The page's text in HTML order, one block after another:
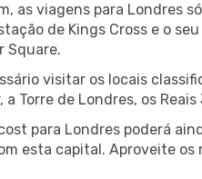
as viagens para Londres
de Kings Cross e o
Square.
visitar os locais
Torre de Londres, os
para Londres poderá
esta capital. Aproveite